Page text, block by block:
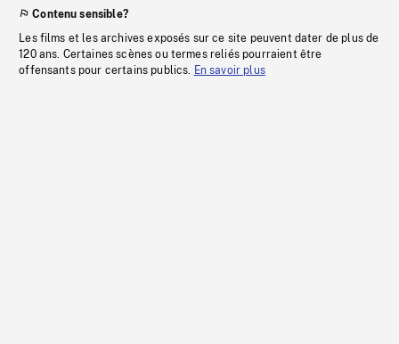
Contenu sensible?
Les films et les archives exposés sur ce site peuvent dater de plus de
120 ans. Certaines scènes ou termes reliés pourraient être
offensants pour certains publics. En savoir plus